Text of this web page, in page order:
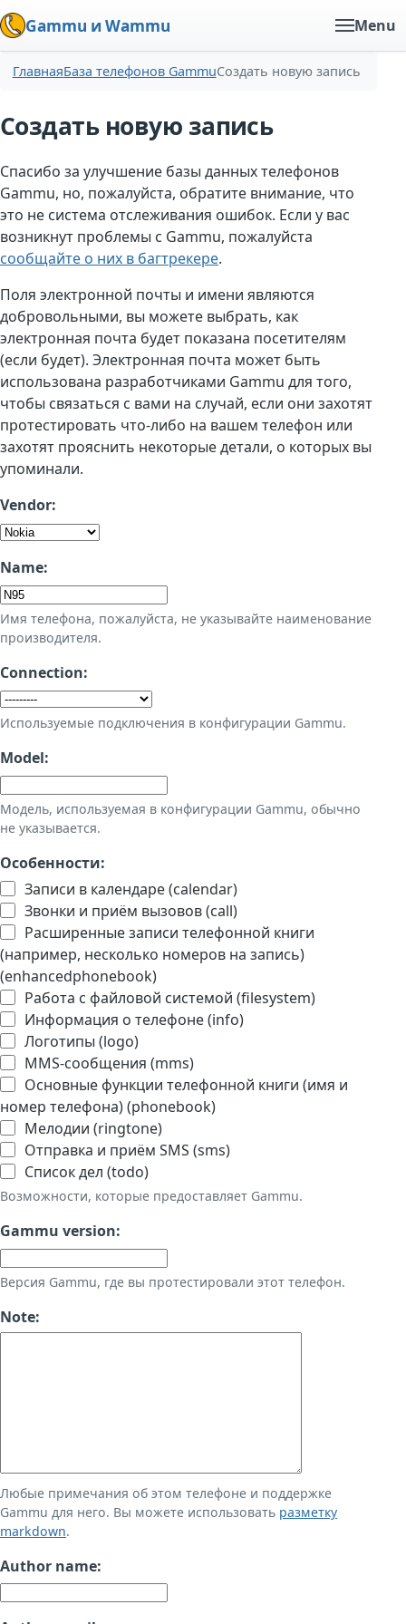
Gammu и Wammu Menu
ГлавнаяБаза телефонов GammuСоздать новую запись
Создать новую запись
Спасибо за улучшение базы данных телефонов
Gammu, но, пожалуйста, обратите внимание, что
это не система отслеживания ошибок. Если у вас
возникнут проблемы с Gammu, пожалуйста
сообщайте о них в багтрекере.
Поля электронной почты и имени являются
добровольными, вы можете выбрать, как
электронная почта будет показана посетителям
(если будет). Электронная почта может быть
использована разработчиками Gammu для того,
чтобы связаться с вами на случай, если они захотят
протестировать что-либо на вашем телефон или
захотят прояснить некоторые детали, о которых вы
упоминали.
Vendor:
Name:
Имя телефона, пожалуйста, не указывайте наименование
производителя.
Connection:
Используемые подключения в конфигурации Gammu.
Model:
Модель, используемая в конфигурации Gammu, обычно
не указывается.
Особенности:
Записи в календаре (calendar)
Звонки и приём вызовов (call)
Расширенные записи телефонной книги
(например, несколько номеров на запись)
(enhancedphonebook)
Работа с файловой системой (filesystem)
Информация о телефоне (info)
Логотипы (logo)
MMS-сообщения (mms)
Основные функции телефонной книги (имя и
номер телефона) (phonebook)
Мелодии (ringtone)
Отправка и приём SMS (sms)
Список дел (todo)
Возможности, которые предоставляет Gammu.
Gammu version:
Версия Gammu, где вы протестировали этот телефон.
Note:
Любые примечания об этом телефоне и поддержке
Gammu для него. Вы можете использовать разметку
markdown.
Author name: